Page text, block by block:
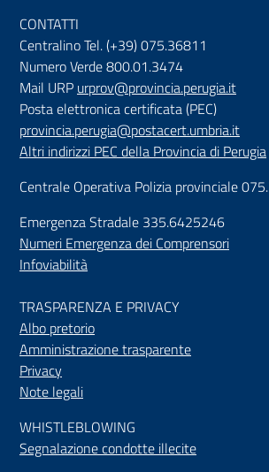
CONTATTI
Centralino Tel. (+39) 075.36811
Numero Verde 800.01.3474
Mail URP urprov@provincia.perugia.it
Posta elettronica certificata (PEC)
provincia.perugia@postacert.umbria.it
Altri indirizzi PEC della Provincia di Perugia
Centrale Operativa Polizia provinciale
Emergenza Stradale 335.6425246
Numeri Emergenza dei Comprensori
Infoviabilità
TRASPARENZA E PRIVACY
Albo pretorio
Amministrazione trasparente
Privacy
Note legali
WHISTLEBLOWING
Segnalazione condotte illecite